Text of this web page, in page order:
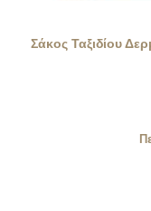
Σάκος Ταξιδίου